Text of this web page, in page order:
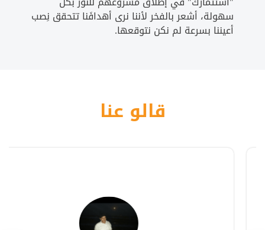
سهولة، أشعر بالفخر لأننا نرى أهدافَنا تتحقق نِصب
أعيننا بسرعة لم نكن نتوقعها.
قالو عنا